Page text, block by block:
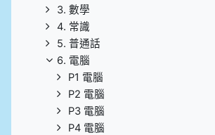
3. 數學
4. 常識
5. 普通話
6. 電腦
P1 電腦
P2 電腦
P3 電腦
P4 電腦